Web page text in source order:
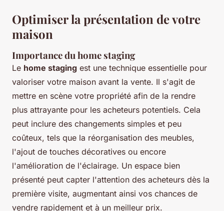
Optimiser la présentation de votre
maison
Importance du home staging
Le home staging est une technique essentielle pour
valoriser votre maison avant la vente. Il s'agit de
mettre en scène votre propriété afin de la rendre
plus attrayante pour les acheteurs potentiels. Cela
peut inclure des changements simples et peu
coûteux, tels que la réorganisation des meubles,
l'ajout de touches décoratives ou encore
l'amélioration de l'éclairage. Un espace bien
présenté peut capter l'attention des acheteurs dès la
première visite, augmentant ainsi vos chances de
vendre rapidement et à un meilleur prix.